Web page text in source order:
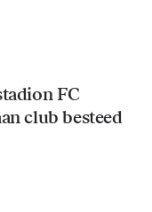
FC
club besteed